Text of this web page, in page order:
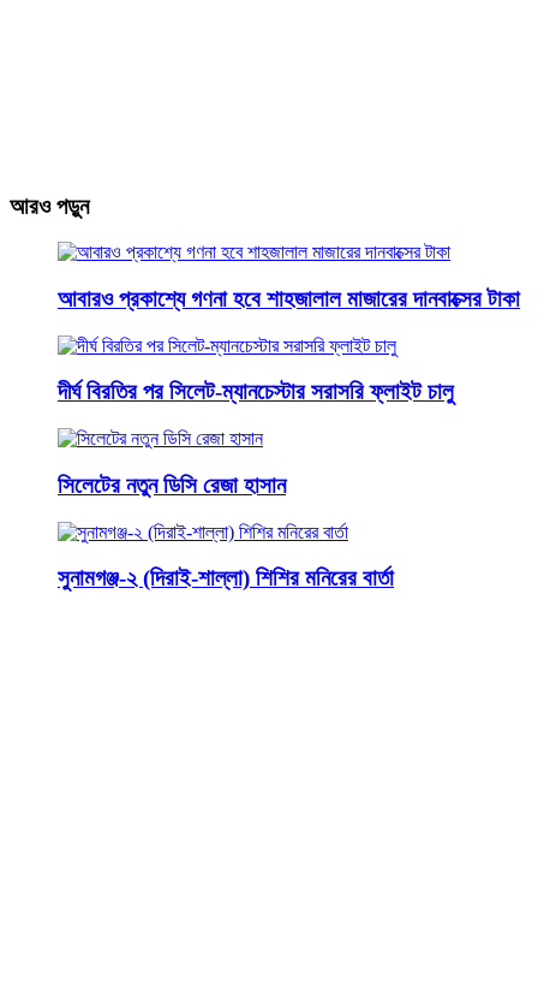
আরও পড়ুন
আবারও প্রকাশ্যে গণনা হবে শাহজালাল মাজারের দানবাক্সের টাকা
দীর্ঘ বিরতির পর সিলেট-ম্যানচেস্টার সরাসরি ফ্লাইট চালু
সিলেটের নতুন ডিসি রেজা হাসান
সুনামগঞ্জ-২ (দিরাই-শাল্লা) শিশির মনিরের বার্তা